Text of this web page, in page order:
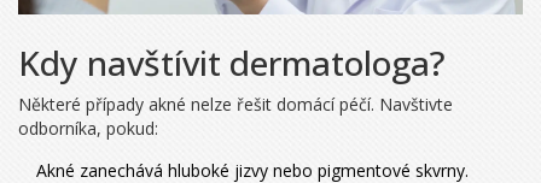
Kdy navštívit dermatologa?
Některé případy akné nelze řešit domácí péčí. Navštivte
odborníka, pokud:
Akné zanechává hluboké jizvy nebo pigmentové skvrny.